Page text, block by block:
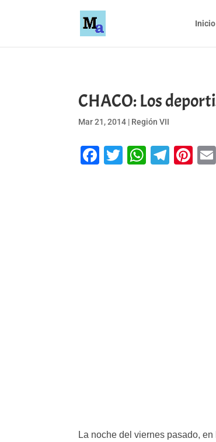
Inicio
CHACO: Los
Mar 21, 2014 | Región VII
Facebook
Twitter
La noche del viernes pasado,